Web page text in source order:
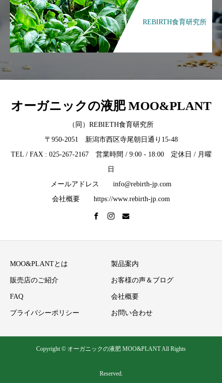
REBIRTH食育研究所
オーガニックの液肥 MOO&PLANT
（同）REBIETH食育研究所
〒950-2051 新潟市西区寺尾朝日通り15-48
TEL / FAX : 025-267-2167 営業時間 / 9:00 - 18:00 定休日 / 月曜
日
メールアドレス info@rebirth-jp.com
会社概要 https://www.rebirth-jp.com
MOO&PLANTとは 製品案内
販売店のご紹介 お客様の声＆ブログ
FAQ 会社概要
プライバシーポリシー お問い合わせ
Copyright © オーガニックの液肥 MOO&PLANT All Rights
Reserved.